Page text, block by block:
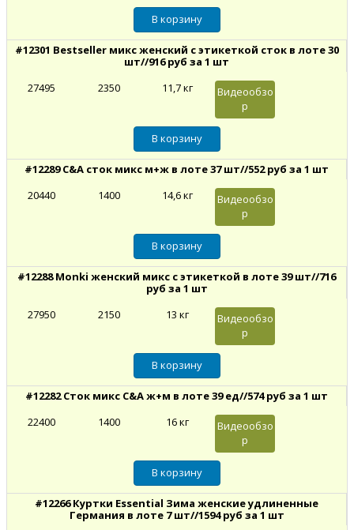
#12301 Bestseller микс женский с этикеткой сток в лоте 30
шт//916 руб за 1 шт
27495
2350 11,7 кг
Видеообзо
р
#12289 C&A сток микс м+ж в лоте 37 шт//552 руб за 1 шт
20440
1400 14,6 кг
Видеообзо
р
#12288 Monki женский микс с этикеткой в лоте 39 шт//716
руб за 1 шт
27950
2150 13 кг
Видеообзо
р
#12282 Сток микс C&A ж+м в лоте 39 ед//574 руб за 1 шт
22400
1400 16 кг
Видеообзо
р
#12266 Куртки Essential Зима женские удлиненные
Германия в лоте 7 шт//1594 руб за 1 шт